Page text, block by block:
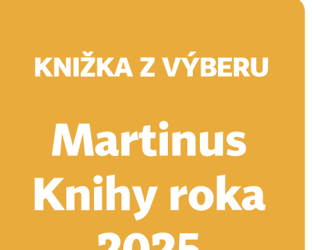
Vyhľadávanie
Vyhľadávanie